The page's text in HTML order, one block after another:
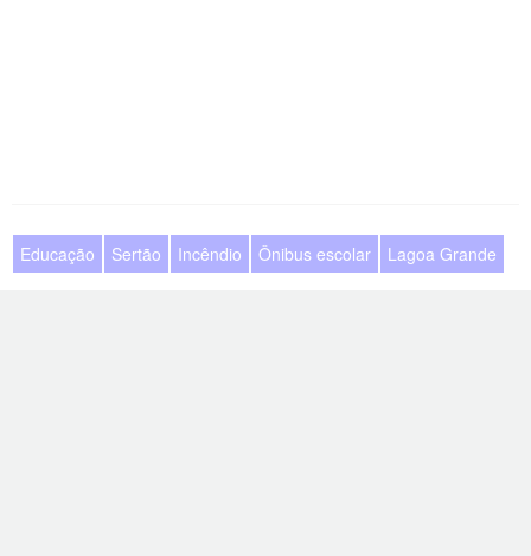
Educação Sertão Incêndio Ônibus escolar Lagoa Grande